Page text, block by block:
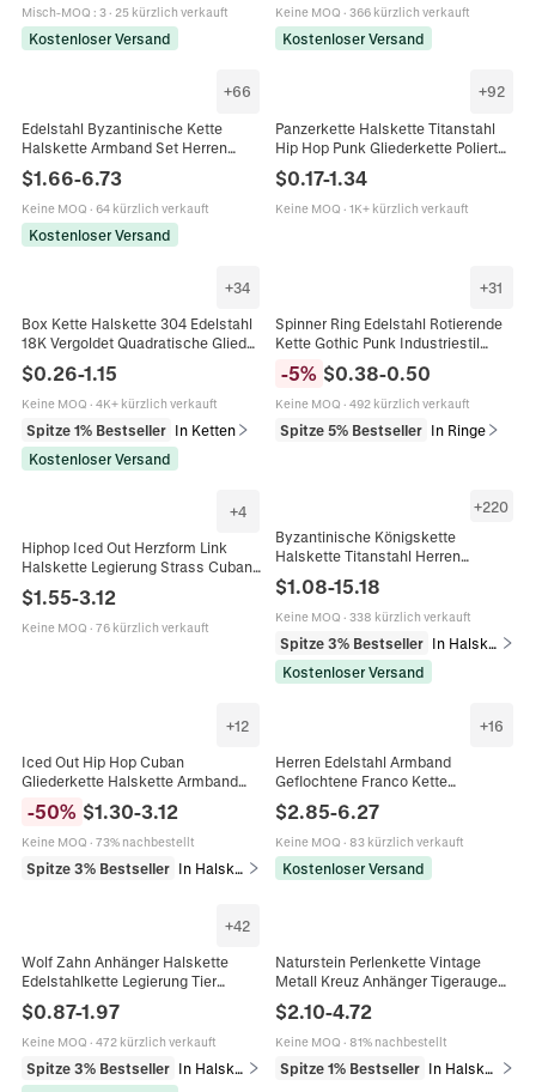
Misch-MOQ : 3· 25 kürzlich verkauft
Kostenloser Versand
Keine MOQ · 366 kürzlich verkauft
Kostenloser Versand
+66
Edelstahl Byzantinische Kette
Halskette Armband Set Herren
Modeschmuck Hip Hop Schmuck
$1.66-6.73
Keine MOQ · 64 kürzlich verkauft
Kostenloser Versand
+92
Panzerkette Halskette Titanstahl
Hip Hop Punk Gliederkette Poliert
$0.17-1.34
Keine MOQ · 1K+ kürzlich verkauft
+34
Box Kette Halskette 304 Edelstahl
18K Vergoldet Quadratische Glieder
Hip Hop Vielseitig DIY
Schmuckherstellung Für Herren
Damen
$0.26-1.15
Keine MOQ · 4K+ kürzlich verkauft
Spitze 1% Bestseller In Ketten
Kostenloser Versand
+31
Spinner Ring Edelstahl Rotierende
Kette Gothic Punk Industriestil
Stressabbau Band Schmuck Für
Herren
-5% $0.38-0.50
Keine MOQ · 492 kürzlich verkauft
Spitze 5% Bestseller In Ringe
+4
Hiphop Iced Out Herzform Link
Halskette Legierung Strass Cuban
Kette Streetwear Schmuck Für
Männer Frauen Mode Cooles
Geschenk
$1.55-3.12
Keine MOQ · 76 kürzlich verkauft
+220
Byzantinische Königskette
Halskette Titanstahl Herren
Schmuck Mode Schwere
Gliederkette Halsschmuck
Zubehör Geschenk
$1.08-15.18
Keine MOQ · 338 kürzlich verkauft
Spitze 3% Bestseller
In Halsketten
Kostenloser Versand
+12
Iced Out Hip Hop Cuban
Gliederkette Halskette Armband
Männer Frauen Trendy Nachtclub
Accessoires
-50% $1.30-3.12
Keine MOQ · 73% nachbestellt
Spitze 3% Bestseller
+16
Herren Edelstahl Armband
Geflochtene Franco Kette
Punk Minimalistisch Hip Hop
Schmuck
$2.85-6.27
Keine MOQ · 83 kürzlich verkauft
Kostenloser Versand
+42
Wolf Zahn Anhänger Halskette
Edelstahlkette Legierung Tier
Drachenkopf Vintage Ethnisch
Punk Gothic Schmuck Für Herren
$0.87-1.97
Keine MOQ · 472 kürzlich verkauft
Spitze 3% Bestseller
In Halsketten
Naturstein Perlenkette Vintage
Metall Kreuz Anhänger Tigerauge
Afrikanischer Türkis Malachit
Schmuck Für Herren Damen
$2.10-4.72
Keine MOQ · 81% nachbestellt
Spitze 1% Bestseller In Halsketten